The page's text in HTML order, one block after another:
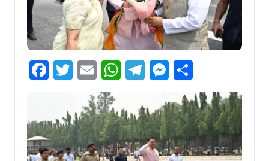
Facebook
Twitter
EmailWhatsApp
Telegram
Messenger